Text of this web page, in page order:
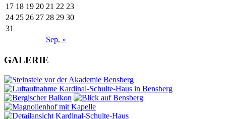
Sep. »
17 18 19 20 21 22 23
24 25 26 27 28 29 30
31
GALERIE